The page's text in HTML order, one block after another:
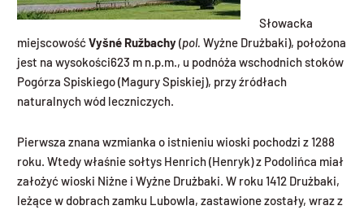
Słowacka
miejscowośćVyšné Ružbachy(pol. Wyżne Drużbaki), położona
jest na wysokości623 m n.p.m., u podnóża wschodnich stoków
Pogórza Spiskiego (Magury Spiskiej), przy źródłach
naturalnych wód leczniczych.
Pierwsza znana wzmianka o istnieniu wioski pochodzi z 1288
roku. Wtedy właśnie sołtys Henrich (Henryk) z Podolińca miał
założyć wioski Niżne i Wyżne Drużbaki. W roku 1412 Drużbaki,
leżące w dobrach zamku Lubowla, zastawione zostały, wraz z